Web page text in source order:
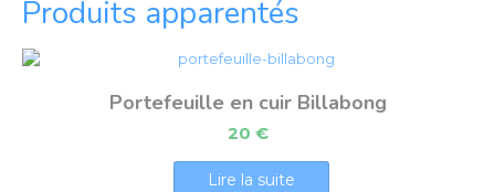
Produits apparentés
Portefeuille en cuir Billabong
20 €
Lire la suite